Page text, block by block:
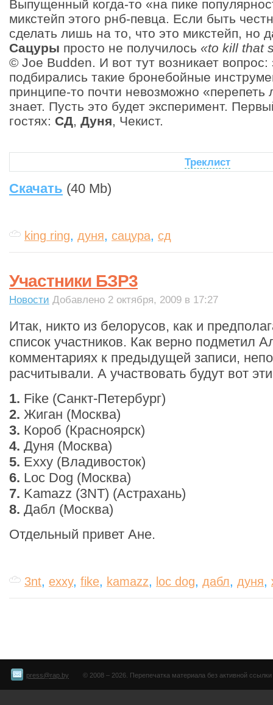
Выпущенный когда-то «на пике
микстейп этого рнб-певца. Если быть
сделать лишь на то, что это микстейп, но
Сацуры просто не получилось «to kill that
© Joe Budden. И вот тут возникает вопрос:
подбирались такие бронебойные
принципе-то почти невозможно «перепеть
знает. Пусть это будет эксперимент.
гостях: СД, Дуня, Чекист.
Треклист
Скачать (40 Mb)
king ring, дуня, сацура, сд
Участники БЗР3
Новости Добавлено 2 октября, 2009 в 17:27
Итак, никто из белорусов, как и
список участников. Как верно подметил
комментариях к предыдущей записи,
расчитывали. А участвовать будут вот
1. Fike (Санкт-Петербург)
2. Жиган (Москва)
3. Короб (Красноярск)
4. Дуня (Москва)
5. Exxy (Владивосток)
6. Loc Dog (Москва)
7. Kamazz (3NT) (Астрахань)
8. Дабл (Москва)
Отдельный привет Ане.
3nt, exxy, fike, kamazz, loc dog, дабл, дуня,
press@rap.by © 2008 – 2026. Перепечатка материала без активной